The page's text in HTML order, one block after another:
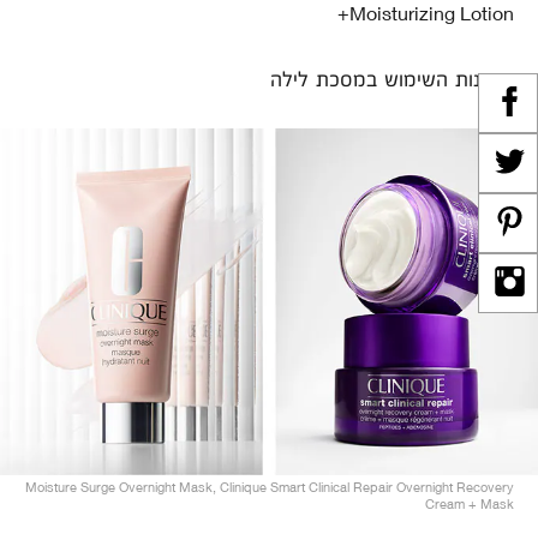
Moisturizing Lotion+
יתרונות השימוש במסכת לילה
Moisture Surge Overnight Mask, Clinique Smart Clinical Repair Overnight Recovery
Cream + Mask